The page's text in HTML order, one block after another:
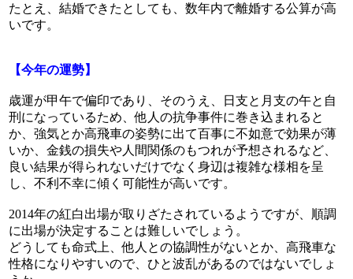
たとえ、結婚できたとしても、数年内で離婚する公算が高
いです。
【今年の運勢】
歳運が甲午で偏印であり、そのうえ、日支と月支の午と自
刑になっているため、他人の抗争事件に巻き込まれると
か、強気とか高飛車の姿勢に出て百事に不如意で効果が薄
いか、金銭の損失や人間関係のもつれが予想されるなど、
良い結果が得られないだけでなく身辺は複雑な様相を呈
し、不利不幸に傾く可能性が高いです。
2014年の紅白出場が取りざたされているようですが、順調
に出場が決定することは難しいでしょう。
どうしても命式上、他人との協調性がないとか、高飛車な
性格になりやすいので、ひと波乱があるのではないでしょ